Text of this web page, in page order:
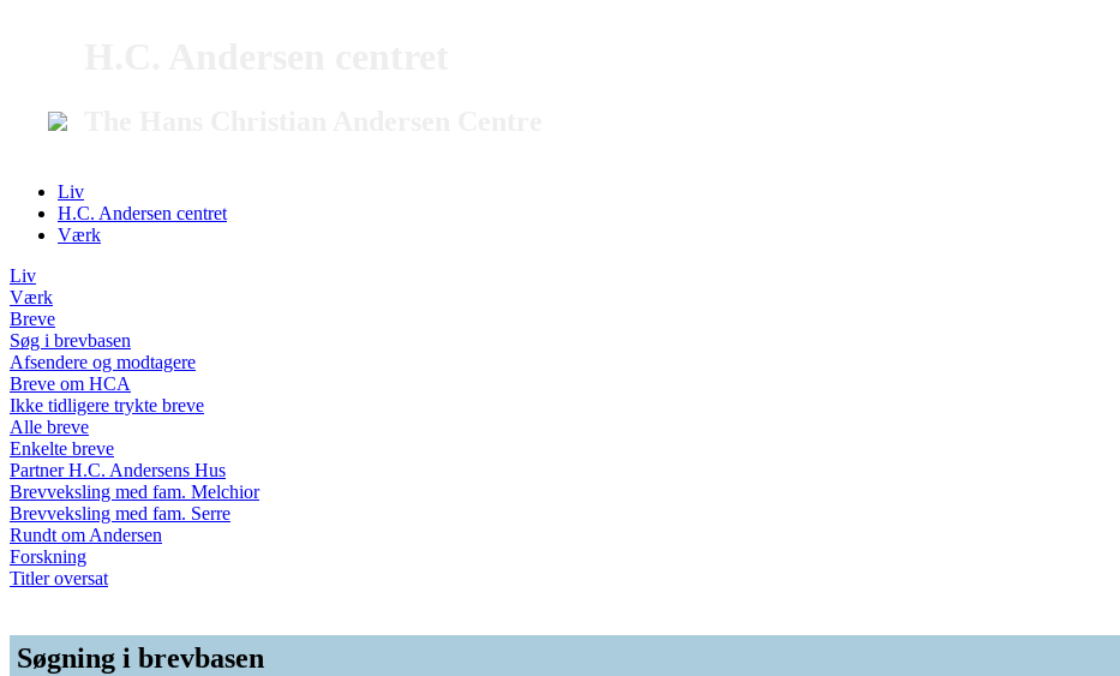
Liv
H.C. Andersen centret
Værk
Liv
Værk
Breve
Søg i brevbasen
Afsendere og modtagere
Breve om HCA
Ikke tidligere trykte breve
Alle breve
Enkelte breve
Partner H.C. Andersens Hus
Brevveksling med fam. Melchior
Brevveksling med fam. Serre
Rundt om Andersen
Forskning
Titler oversat
Søgning i brevbasen